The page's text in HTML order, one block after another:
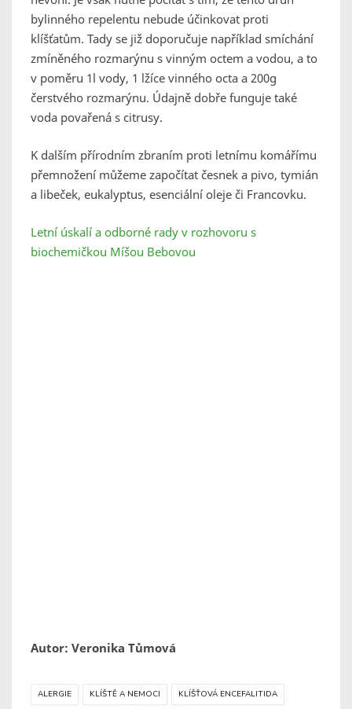
bylinného repelentu nebude účinkovat proti
klíšťatům. Tady se již doporučuje například smíchání
zmíněného rozmarýnu s vinným octem a vodou, a to
v poměru 1l vody, 1 lžíce vinného octa a 200g
čerstvého rozmarýnu. Údajně dobře funguje také
voda povařená s citrusy.
K dalším přírodním zbraním proti letnímu komářímu
přemnožení můžeme započítat česnek a pivo, tymián
a libeček, eukalyptus, esenciální oleje či Francovku.
Letní úskalí a odborné rady v rozhovoru s
biochemičkou Míšou Bebovou
Autor: Veronika Tůmová
ALERGIE KLÍŠTĚ A NEMOCI KLÍŠŤOVÁ ENCEFALITIDA